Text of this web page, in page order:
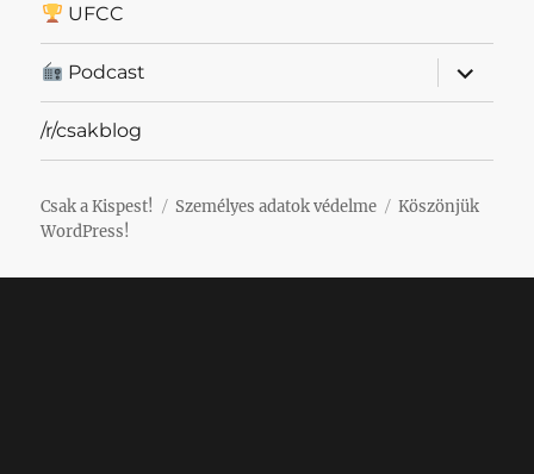
UFCC
Podcast
almenü
/r/csakblog
Csak a Kispest! Személyes adatok védelme
Köszönjük
WordPress!